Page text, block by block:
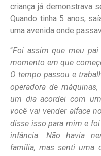
criança já demonstrava
Quando tinha 5 anos,
uma avenida onde
“Foi assim que meu
momento em que
O tempo passou e
operadora de
um dia acordei com
você vai vender alface
disse isso para mim e
infância. Não havia
família, mas senti uma